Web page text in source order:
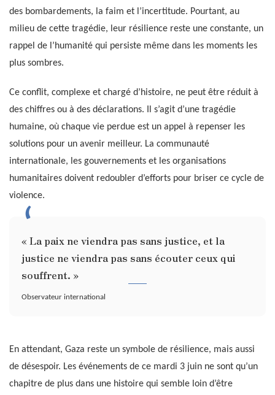
des bombardements, la faim et l’incertitude. Pourtant, au
milieu de cette tragédie, leur résilience reste une constante, un
rappel de l’humanité qui persiste même dans les moments les
plus sombres.
Ce conflit, complexe et chargé d’histoire, ne peut être réduit à
des chiffres ou à des déclarations. Il s’agit d’une tragédie
humaine, où chaque vie perdue est un appel à repenser les
solutions pour un avenir meilleur. La communauté
internationale, les gouvernements et les organisations
humanitaires doivent redoubler d’efforts pour briser ce cycle de
violence.
« La paix ne viendra pas sans justice, et la
justice ne viendra pas sans écouter ceux qui
souffrent. »
Observateur international
En attendant, Gaza reste un symbole de résilience, mais aussi
de désespoir. Les événements de ce mardi 3 juin ne sont qu’un
chapitre de plus dans une histoire qui semble loin d’être